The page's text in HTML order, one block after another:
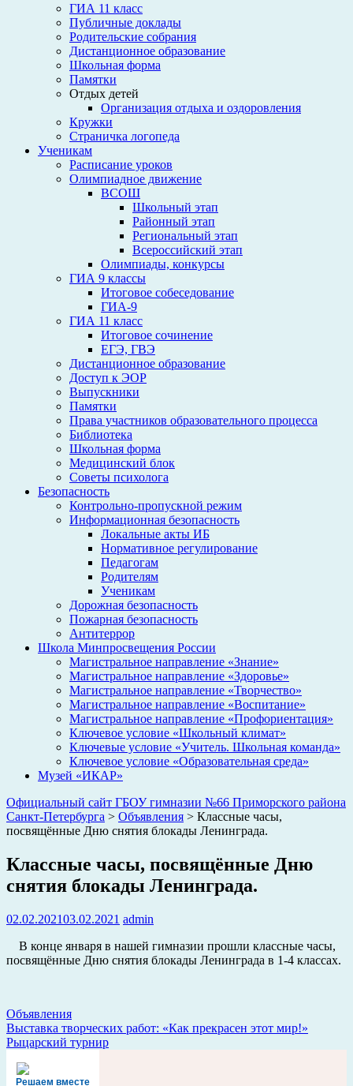
ГИА 11 класс
Публичные доклады
Родительские собрания
Дистанционное образование
Школьная форма
Памятки
Отдых детей
Организация отдыха и оздоровления
Кружки
Страничка логопеда
Ученикам
Расписание уроков
Олимпиадное движение
ВСОШ
Школьный этап
Районный этап
Региональный этап
Всероссийский этап
Олимпиады, конкурсы
ГИА 9 классы
Итоговое собеседование
ГИА-9
ГИА 11 класс
Итоговое сочинение
ЕГЭ, ГВЭ
Дистанционное образование
Доступ к ЭОР
Выпускники
Памятки
Права участников образовательного процесса
Библиотека
Школьная форма
Медицинский блок
Советы психолога
Безопасность
Контрольно-пропускной режим
Информационная безопасность
Локальные акты ИБ
Нормативное регулирование
Педагогам
Родителям
Ученикам
Дорожная безопасность
Пожарная безопасность
Антитеррор
Школа Минпросвещения России
Магистральное направление «Знание»
Магистральное направление «Здоровье»
Магистральное направление «Творчество»
Магистральное направление «Воспитание»
Магистральное направление «Профориентация»
Ключевое условие «Школьный климат»
Ключевые условие «Учитель. Школьная команда»
Ключевое условие «Образовательная среда»
Музей «ИКАР»
Официальный сайт ГБОУ гимназии №66 Приморского района
Санкт-Петербурга > Объявления > Классные часы,
посвящённые Дню снятия блокады Ленинграда.
Классные часы, посвящённые Дню
снятия блокады Ленинграда.
02.02.202103.02.2021 admin
В конце января в нашей гимназии прошли классные часы,
посвящённые Дню снятия блокады Ленинграда в 1-4 классах.
Объявления
Навигация
по
записям
Выставка творческих работ: «Как прекрасен этот мир!»
Рыцарский турнир
Решаем вместе